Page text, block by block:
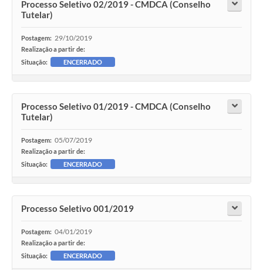
Processo Seletivo 02/2019 - CMDCA (Conselho
Tutelar)
Postagem: 29/10/2019
Realização a partir de:
Situação:
ENCERRADO
Processo Seletivo 01/2019 - CMDCA (Conselho
Tutelar)
Postagem: 05/07/2019
Realização a partir de:
Situação:
ENCERRADO
Processo Seletivo 001/2019
Postagem: 04/01/2019
Realização a partir de:
Situação:
ENCERRADO